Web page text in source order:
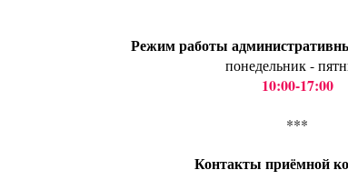
Режим работы
понедельник -
10:00-17:00
***
Контакты приёмной